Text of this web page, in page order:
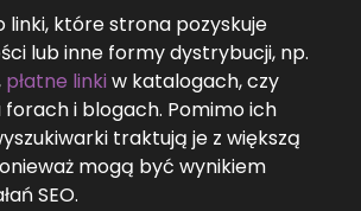
linki, które strona pozyskuje
lub inne formy dystrybucji, np.
płatne linki w katalogach, czy
i blogach. Pomimo ich
traktują je z większą
mogą być wynikiem
SEO.